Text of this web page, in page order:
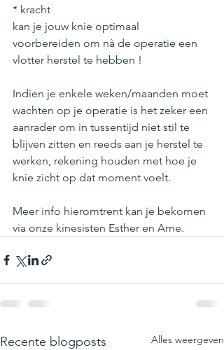
* kracht
kan je jouw knie optimaal
voorbereiden om nà de operatie een
vlotter herstel te hebben !
Indien je enkele weken/maanden moet
wachten op je operatie is het zeker een
aanrader om in tussentijd niet stil te
blijven zitten en reeds aan je herstel te
werken, rekening houden met hoe je
knie zicht op dat moment voelt.
Meer info hieromtrent kan je bekomen
via onze kinesisten Esther en Arne.
Recente blogposts Alles weergeven